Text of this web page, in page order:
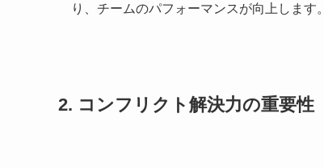
り、チームのパフォーマンスが向上します。
2. コンフリクト解決力の重要性